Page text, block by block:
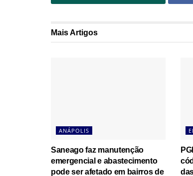
MaisArtigos
ANÁPOLIS
Saneago faz manutenção
emergencial e abastecimento
pode ser afetado em bairros de